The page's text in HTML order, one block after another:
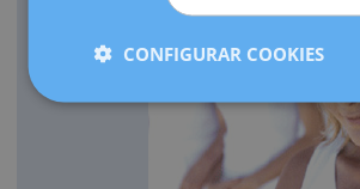
CONFIGURAR COOKIES